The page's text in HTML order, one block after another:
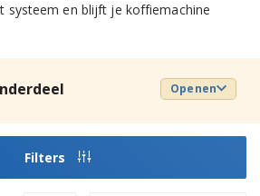
systeem en blijft je koffiemachine
Openen
Filters